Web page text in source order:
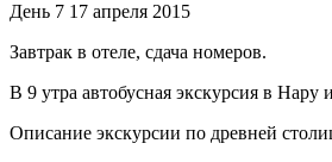
День 7 17 апреля 2015
Завтрак в отеле, сдача номеров.
В 9 утра автобусная экскурсия в Нару
Описание экскурсии по древней